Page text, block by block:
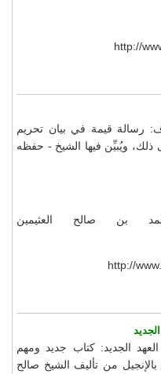
http://
رسالة قيمة في بيان تحريم
ذلك، ويُبيِّن فيها الشيخ - حفظه
بن صالح العثيمين
http://
الجديد: كتاب جديد ومهم
من تأليف الشيخ صالح